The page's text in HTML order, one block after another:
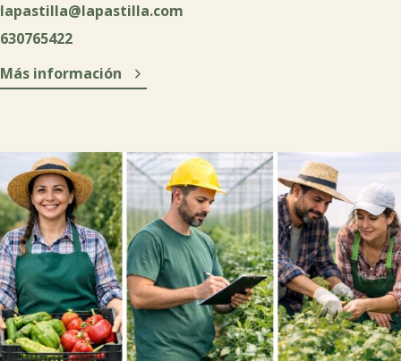
lapastilla@lapastilla.com
630765422
Más información
